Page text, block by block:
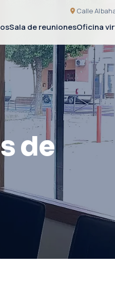
Calle
Sala de reunionesOficina
de